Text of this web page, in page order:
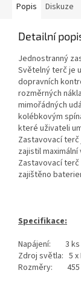
Popis Diskuze
Detailní
Jednostranný
Světelný terč je
dopravních
rozměrných
mimořádných
kolébkovým
které uživateli
Zastavovací
zajistil
Zastavovací terč
zajištěno
Specifikace:
Napájení: 3 ks
Zdroj světla: 5 x
Rozměry: 455